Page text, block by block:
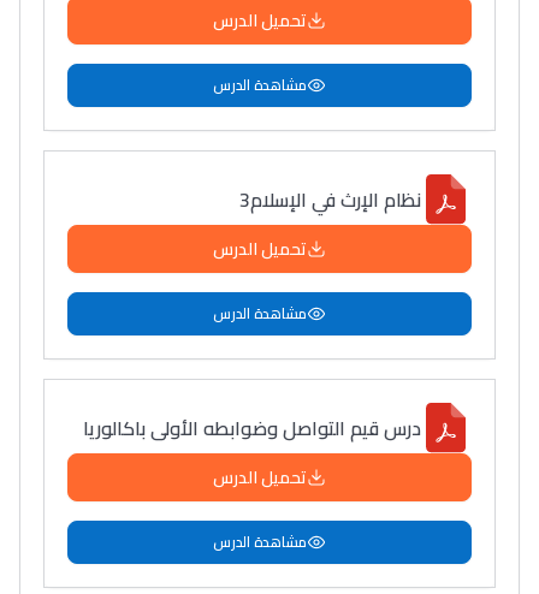
تحميل الدرس
مشاهدة الدرس
نظام الإرث في الإسلام3
تحميل الدرس
مشاهدة الدرس
درس قيم التواصل وضوابطه الأولى باكالوريا
تحميل الدرس
مشاهدة الدرس